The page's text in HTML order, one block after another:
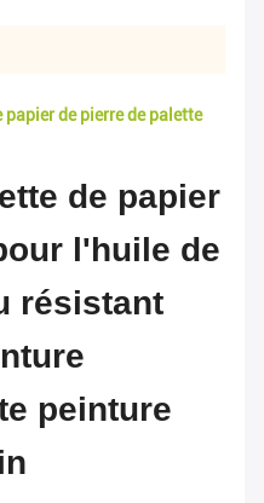
de pierre de palette
de papier
l'huile de
résistant
peinture